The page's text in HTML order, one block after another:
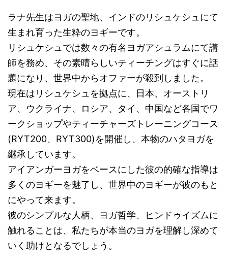
ラナ先生はヨガの聖地、インドのリシュケシュにて
生まれ育った生粋のヨギーです。
リシュケシュでは数々の有名ヨガアシュラムにて講
師を務め、その素晴らしいティーチングはすぐに話
題になり、世界中からオファーが殺到しました。
現在はリシュケシュを拠点に、日本、オーストリ
ア、ウクライナ、ロシア、タイ、中国など各国でワ
ークショップやティーチャーズトレーニングコース
(RYT200、RYT300)を開催し、本物のハタヨガを
継承しています。
アイアンガーヨガをベースにした彼の的確な指導は
多くのヨギーを魅了し、世界中のヨギーが彼のもと
にやって来ます。
彼のシンプルな人柄、ヨガ哲学、ヒンドゥイズムに
触れることは、私たちが本当のヨガを理解し深めて
いく助けとなるでしょう。